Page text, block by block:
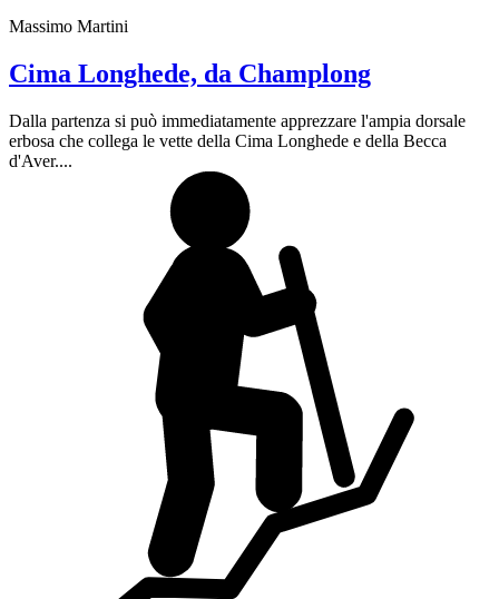
Massimo Martini
Cima Longhede, da Champlong
Dalla partenza si può immediatamente apprezzare l'ampia dorsale
erbosa che collega le vette della Cima Longhede e della Becca
d'Aver....